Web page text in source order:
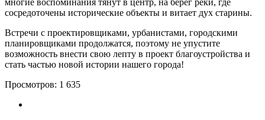
сосредоточены исторические объекты и витает дух старины.
Встречи с проектировщиками, урбанистами, городскими
планировщиками продолжатся, поэтому не упустите
возможность внести свою лепту в проект благоустройства и
стать частью новой истории нашего города!
Просмотров: 1 635